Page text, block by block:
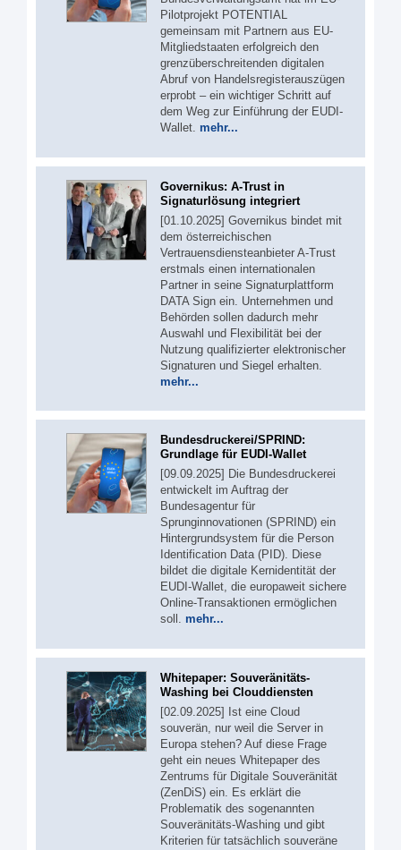
Pilotprojekt POTENTIAL
gemeinsam mit Partnern aus EU-
Mitgliedstaaten erfolgreich den
grenzüberschreitenden digitalen
Abruf von Handelsregisterauszügen
erprobt – ein wichtiger Schritt auf
dem Weg zur Einführung der EUDI-
Wallet. mehr...
Governikus: A-Trust in
Signaturlösung integriert
[01.10.2025] Governikus bindet mit
dem österreichischen
Vertrauensdiensteanbieter A-Trust
erstmals einen internationalen
Partner in seine Signaturplattform
DATA Sign ein. Unternehmen und
Behörden sollen dadurch mehr
Auswahl und Flexibilität bei der
Nutzung qualifizierter elektronischer
Signaturen und Siegel erhalten.
mehr...
Bundesdruckerei/SPRIND:
Grundlage für EUDI-Wallet
[09.09.2025] Die Bundesdruckerei
entwickelt im Auftrag der
Bundesagentur für
Sprunginnovationen (SPRIND) ein
Hintergrundsystem für die Person
Identification Data (PID). Diese
bildet die digitale Kernidentität der
EUDI-Wallet, die europaweit sichere
Online-Transaktionen ermöglichen
soll. mehr...
Whitepaper: Souveränitäts-
Washing bei Clouddiensten
[02.09.2025] Ist eine Cloud
souverän, nur weil die Server in
Europa stehen? Auf diese Frage
geht ein neues Whitepaper des
Zentrums für Digitale Souveränität
(ZenDiS) ein. Es erklärt die
Problematik des sogenannten
Souveränitäts-Washing und gibt
Kriterien für tatsächlich souveräne